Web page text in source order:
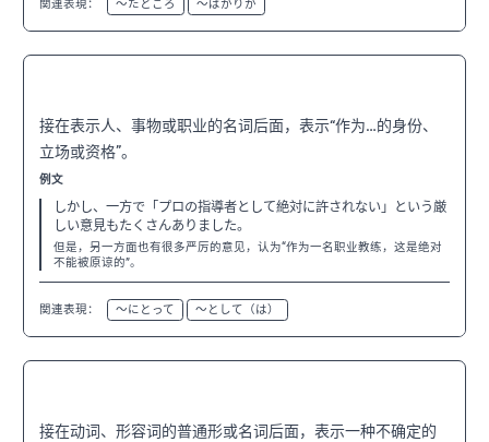
関連表現： 〜たところ 〜ばかりか
接在表示人、事物或职业的名词后面，表示“作为…的身份、
立场或资格”。
例文
しかし、一方で「プロの指導者として絶対に許されない」という厳
しい意見もたくさんありました。
但是，另一方面也有很多严厉的意见，认为“作为一名职业教练，这是绝对
不能被原谅的”。
関連表現： 〜にとって 〜として（は）
接在动词、形容词的普通形或名词后面，表示一种不确定的